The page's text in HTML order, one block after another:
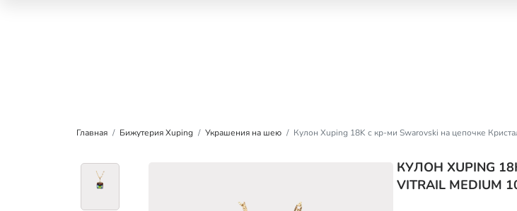
Главная Бижутерия Xuping Украшения на шею Кулон Xuping 18K с кр-ми Swarovski на цепочке
КУЛОН XUPING
VITRAIL